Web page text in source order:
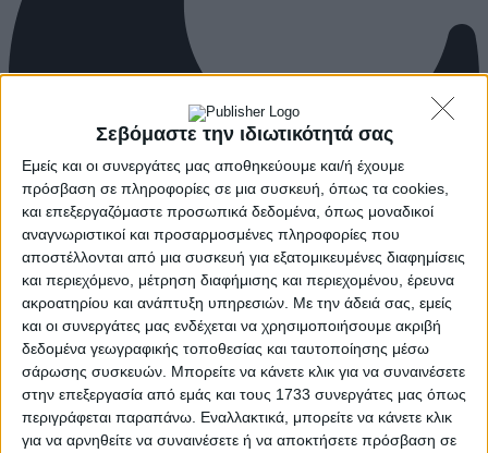
Σεβόμαστε την ιδιωτικότητά σας
Εμείς και οι συνεργάτες μας αποθηκεύουμε και/ή έχουμε
πρόσβαση σε πληροφορίες σε μια συσκευή, όπως τα cookies,
και επεξεργαζόμαστε προσωπικά δεδομένα, όπως μοναδικοί
αναγνωριστικοί και προσαρμοσμένες πληροφορίες που
αποστέλλονται από μια συσκευή για εξατομικευμένες διαφημίσεις
και περιεχόμενο, μέτρηση διαφήμισης και περιεχομένου, έρευνα
ακροατηρίου και ανάπτυξη υπηρεσιών. Με την άδειά σας, εμείς
και οι συνεργάτες μας ενδέχεται να χρησιμοποιήσουμε ακριβή
δεδομένα γεωγραφικής τοποθεσίας και ταυτοποίησης μέσω
σάρωσης συσκευών. Μπορείτε να κάνετε κλικ για να συναινέσετε
στην επεξεργασία από εμάς και τους 1733 συνεργάτες μας όπως
περιγράφεται παραπάνω. Εναλλακτικά, μπορείτε να κάνετε κλικ
για να αρνηθείτε να συναινέσετε ή να αποκτήσετε πρόσβαση σε